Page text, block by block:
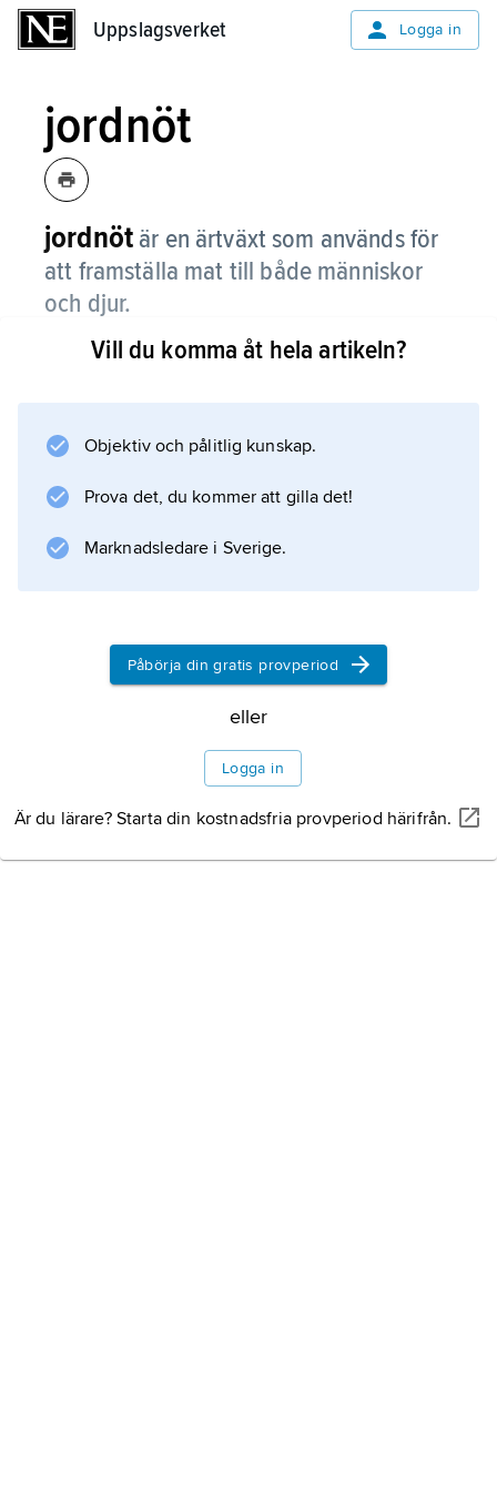
Uppslagsverket Logga in
jordnöt
jordnöt är en ärtväxt som används för
att framställa mat till både människor
och djur.
Växten är ganska låg och har många grenar
finns två frön, och de innehåller mycket olja
jordnötter.
Vill du komma åt hela artikeln?
Objektiv och pålitlig kunskap.
Prova det, du kommer att gilla det!
Marknadsledare i Sverige.
Påbörja din gratis provperiod
eller
Logga in
Är du lärare? Starta din kostnadsfria provperiod härifrån.